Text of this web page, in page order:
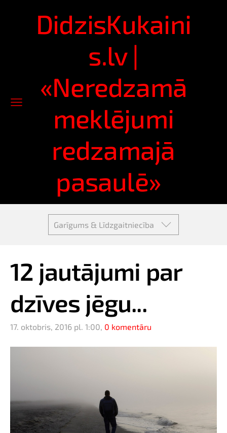
DidzisKukaini
s.lv |
«Neredzamā
meklējumi
redzamajā
pasaulē»
Garīgums & Līdzgaitniecība
12 jautājumi par
dzīves jēgu...
17. oktobris, 2016 pl. 1:00, 0 komentāru